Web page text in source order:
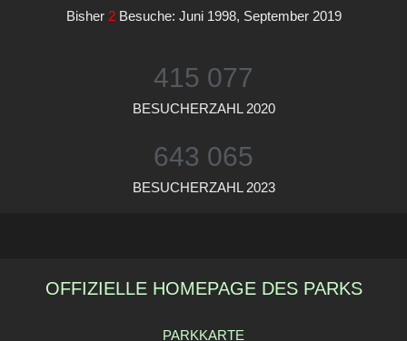
Bisher 2Besuche: Juni 1998, September 2019
BESUCHERZAHL 2020
415 077
BESUCHERZAHL 2023
643 065
OFFIZIELLE HOMEPAGE DES PARKS
PARKKARTE